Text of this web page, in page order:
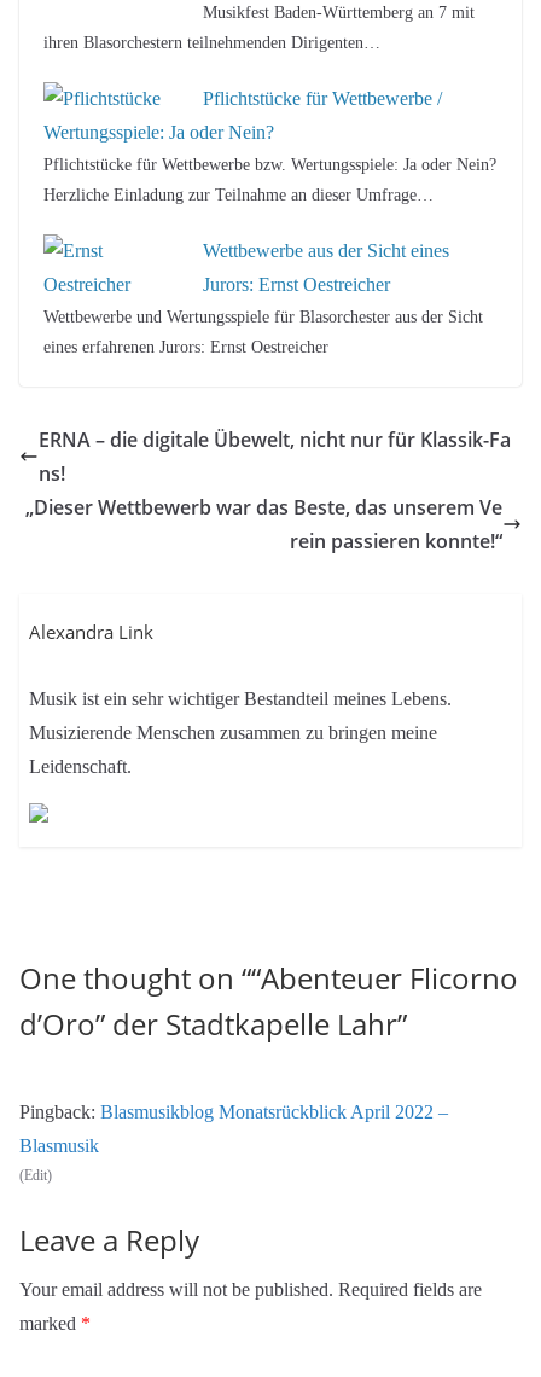
Musikfest Baden-Württemberg an 7 mit
ihren Blasorchestern teilnehmenden Dirigenten…
Pflichtstücke für Wettbewerbe /
Wertungsspiele: Ja oder Nein?
Pflichtstücke für Wettbewerbe bzw. Wertungsspiele: Ja oder Nein?
Herzliche Einladung zur Teilnahme an dieser Umfrage…
Wettbewerbe aus der Sicht eines
Jurors: Ernst Oestreicher
Wettbewerbe und Wertungsspiele für Blasorchester aus der Sicht
eines erfahrenen Jurors: Ernst Oestreicher
ERNA – die digitale Übewelt, nicht nur für Klassik-Fa
ns!
„Dieser Wettbewerb war das Beste, das unserem Ve
rein passieren konnte!“
Alexandra Link
Musik ist ein sehr wichtiger Bestandteil meines Lebens.
Musizierende Menschen zusammen zu bringen meine
Leidenschaft.
One thought on ““Abenteuer Flicorno
d’Oro” der Stadtkapelle Lahr”
Pingback: Blasmusikblog Monatsrückblick April 2022 –
Blasmusik
(Edit)
Leave a Reply
Your email address will not be published. Required fields are
marked *